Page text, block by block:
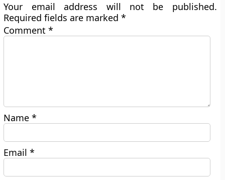
Your email address will not be published.
Required fields are marked*
Comment*
Name*
Email*